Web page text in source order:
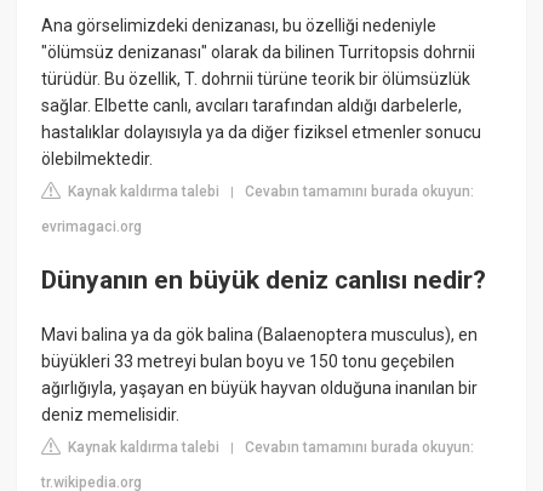
Ana görselimizdeki denizanası, bu özelliği nedeniyle
"ölümsüz denizanası" olarak da bilinen Turritopsis dohrnii
türüdür. Bu özellik, T. dohrnii türüne teorik bir ölümsüzlük
sağlar. Elbette canlı, avcıları tarafından aldığı darbelerle,
hastalıklar dolayısıyla ya da diğer fiziksel etmenler sonucu
ölebilmektedir.
Kaynak kaldırma talebi |Cevabın tamamını burada okuyun:
evrimagaci.org
Dünyanın en büyük deniz canlısı nedir?
Mavi balina ya da gök balina (Balaenoptera musculus), en
büyükleri 33 metreyi bulan boyu ve 150 tonu geçebilen
ağırlığıyla, yaşayan en büyük hayvan olduğuna inanılan bir
deniz memelisidir.
Kaynak kaldırma talebi |Cevabın tamamını burada okuyun:
tr.wikipedia.org